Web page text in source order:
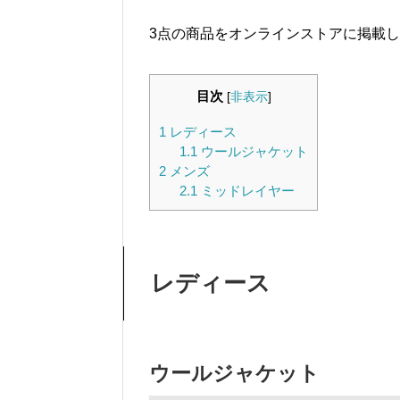
3点の商品をオンラインストアに掲載し
目次 [非表示]
1 レディース
1.1 ウールジャケット
2 メンズ
2.1 ミッドレイヤー
レディース
ウールジャケット